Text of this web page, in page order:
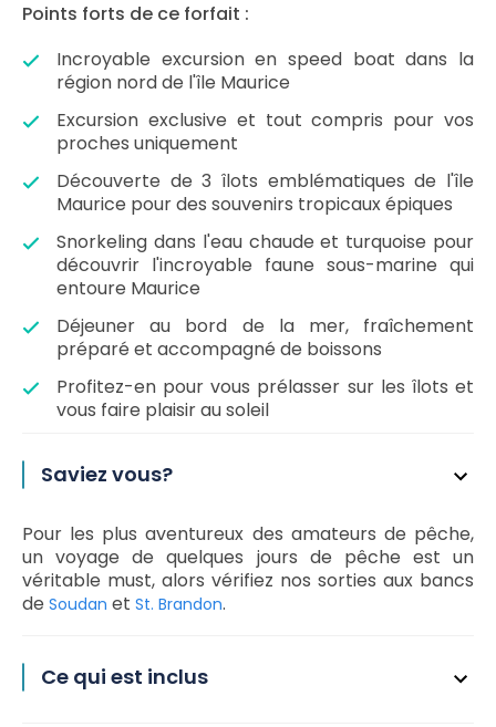
Points forts de ce forfait :
Incroyable excursion en speed boat dans la
région nord de l'île Maurice
Excursion exclusive et tout compris pour vos
proches uniquement
Découverte de 3 îlots emblématiques de l'île
Maurice pour des souvenirs tropicaux épiques
Snorkeling dans l'eau chaude et turquoise pour
découvrir l'incroyable faune sous-marine qui
entoure Maurice
Déjeuner au bord de la mer, fraîchement
préparé et accompagné de boissons
Profitez-en pour vous prélasser sur les îlots et
vous faire plaisir au soleil
Saviez vous?
Pour les plus aventureux des amateurs de pêche,
un voyage de quelques jours de pêche est un
véritable must, alors vérifiez nos sorties aux bancs
de Soudan et St. Brandon.
Ce qui est inclus